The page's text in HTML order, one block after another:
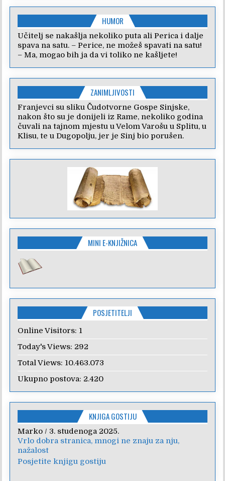
HUMOR
Učitelj se nakašlja nekoliko puta ali Perica i dalje
spava na satu. – Perice, ne možeš spavati na satu!
– Ma, mogao bih ja da vi toliko ne kašljete!
ZANIMLJIVOSTI
Franjevci su sliku Čudotvorne Gospe Sinjske,
nakon što su je donijeli iz Rame, nekoliko godina
čuvali na tajnom mjestu u Velom Varošu u Splitu, u
Klisu, te u Dugopolju, jer je Sinj bio porušen.
MINI E-KNJIŽNICA
POSJETITELJI
Online Visitors: 1
Today's Views: 292
Total Views: 10.463.073
Ukupno postova: 2.420
KNJIGA GOSTIJU
Marko / 3. studenoga 2025.
Vrlo dobra stranica, mnogi ne znaju za nju,
nažalost
Posjetite knjigu gostiju